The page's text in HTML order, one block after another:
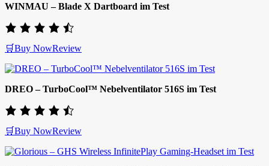
WINMAU – Blade X Dartboard im Test
🛒Buy NowReview
DREO – TurboCool™ Nebelventilator 516S im Test
🛒Buy NowReview